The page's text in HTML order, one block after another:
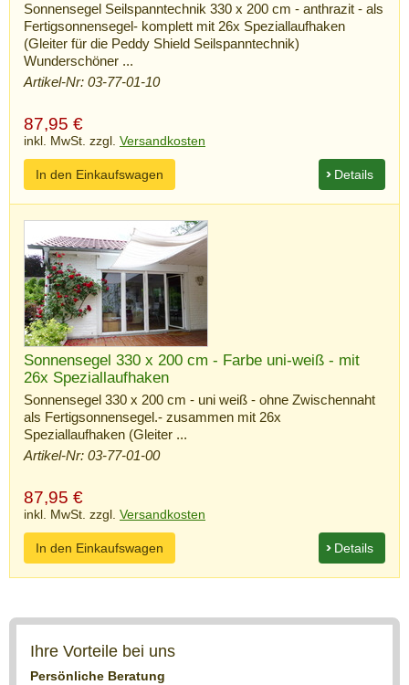
Sonnensegel Seilspanntechnik 330 x 200 cm - anthrazit - als
Fertigsonnensegel- komplett mit 26x Speziallaufhaken
(Gleiter für die Peddy Shield Seilspanntechnik)
Wunderschöner ...
Artikel-Nr: 03-77-01-10
87,95 €
inkl. MwSt. zzgl. Versandkosten
Details
In den Einkaufswagen
Sonnensegel 330 x 200 cm - Farbe uni-weiß - mit
26x Speziallaufhaken
Sonnensegel 330 x 200 cm - uni weiß - ohne Zwischennaht
als Fertigsonnensegel.- zusammen mit 26x
Speziallaufhaken (Gleiter ...
Artikel-Nr: 03-77-01-00
87,95 €
inkl. MwSt. zzgl. Versandkosten
Details
In den Einkaufswagen
Ihre Vorteile bei uns
Persönliche Beratung